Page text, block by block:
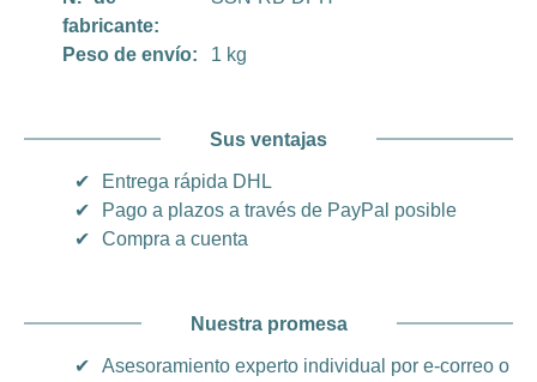
fabricante:
Peso de envío: 1 kg
Sus ventajas
✔
Entrega rápida DHL
✔
Pago a plazos a través de PayPal posible
✔
Compra a cuenta
Nuestra promesa
✔
Asesoramiento experto individual por e-correo o